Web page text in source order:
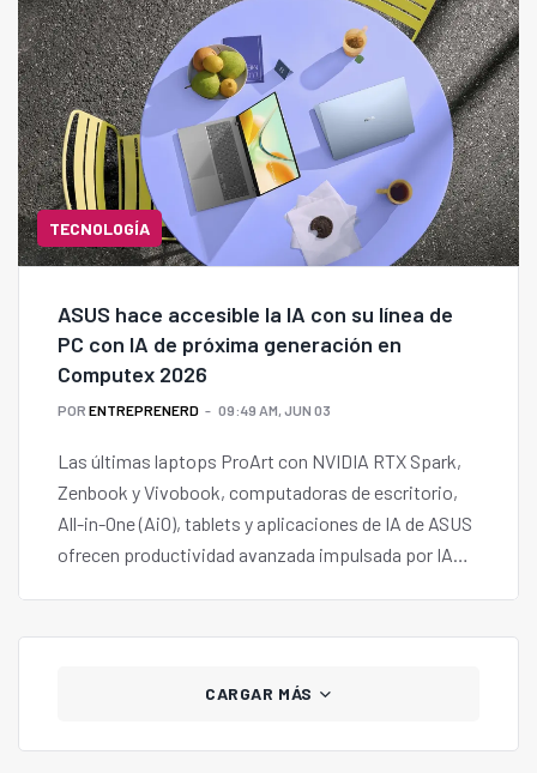
TECNOLOGÍA
ASUS hace accesible la IA con su línea de
PC con IA de próxima generación en
Computex 2026
POR ENTREPRENERD 09:49 AM, JUN 03
Las últimas laptops ProArt con NVIDIA RTX Spark,
Zenbook y Vivobook, computadoras de escritorio,
All-in-One (AiO), tablets y aplicaciones de IA de ASUS
ofrecen productividad avanzada impulsada por IA
CARGAR MÁS